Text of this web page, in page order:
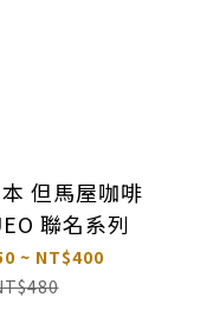
但馬屋咖啡
聯名系列
~ NT$400